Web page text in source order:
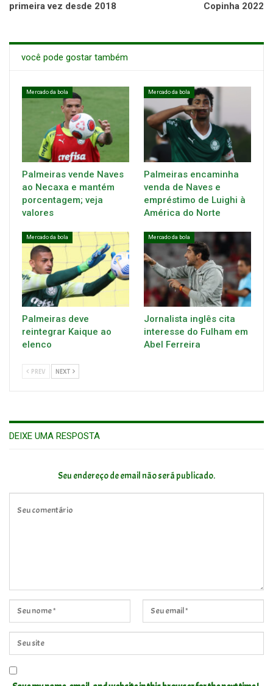
primeira vez desde 2018
Copinha 2022
você pode gostar também
Mercado da bola
Palmeiras vende Naves
ao Necaxa e mantém
porcentagem; veja
valores
Mercado da bola
Palmeiras encaminha
venda de Naves e
empréstimo de Luighi à
América do Norte
Mercado da bola
Palmeiras deve
reintegrar Kaique ao
elenco
Mercado da bola
Jornalista inglês cita
interesse do Fulham em
Abel Ferreira
PREV NEXT
DEIXE UMA RESPOSTA
Seu endereço de email não será publicado.